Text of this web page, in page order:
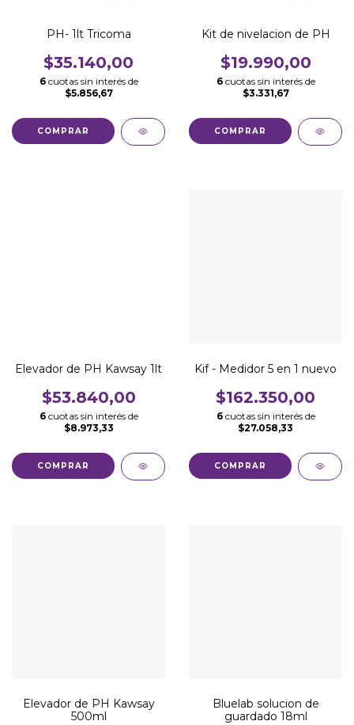
PH- 1lt Tricoma
$35.140,00
6 cuotas sin interés de
$5.856,67
Kit de nivelacion de PH
$19.990,00
6 cuotas sin interés de
$3.331,67
Elevador de PH Kawsay 1lt
$53.840,00
6 cuotas sin interés de
$8.973,33
Kif - Medidor 5 en 1 nuevo
$162.350,00
6 cuotas sin interés de
$27.058,33
Elevador de PH Kawsay
500ml
Bluelab solucion de
guardado 18ml